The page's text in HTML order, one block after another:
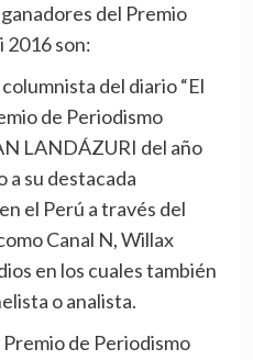
del Premio
2016 son:
del diario “El
de Periodismo
LANDÁZURI del año
a su destacada
el Perú a través del
Canal N, Willax
en los cuales también
o analista.
de Periodismo